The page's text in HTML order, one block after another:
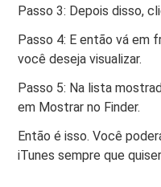
Passo 3: Depois disso,
Passo 4: E então vá em
você deseja visualizar.
Passo 5: Na lista
em Mostrar no Finder.
Então é isso. Você
iTunes sempre que